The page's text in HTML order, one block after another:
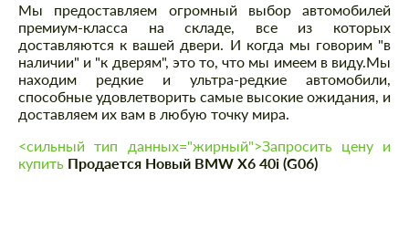
Мы предоставляем огромный выбор автомобилей
премиум-класса на складе, все из которых
доставляются к вашей двери. И когда мы говорим "в
наличии" и "к дверям", это то, что мы имеем в виду.Мы
находим редкие и ультра-редкие автомобили,
способные удовлетворить самые высокие ожидания, и
доставляем их вам в любую точку мира.
<сильный тип данных="жирный">Запросить цену и
купить Продается Новый BMW X6 40i (G06)